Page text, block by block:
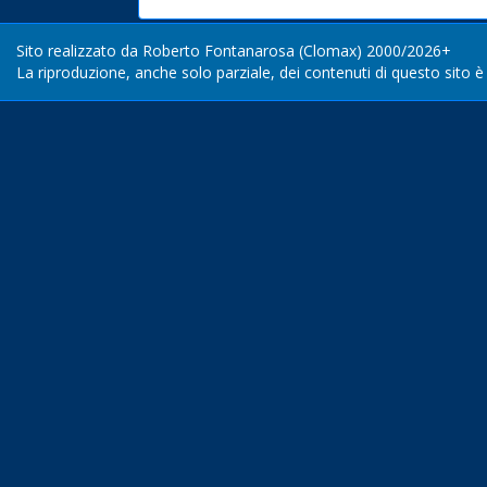
Sito realizzato da Roberto Fontanarosa (Clomax) 2000/2026+
La riproduzione, anche solo parziale, dei contenuti di questo sito